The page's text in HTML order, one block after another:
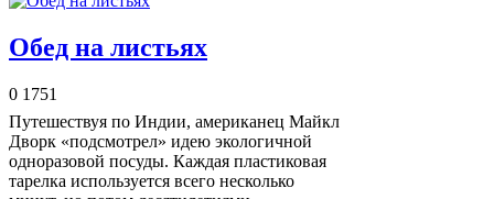
Обед на листьях
0 1751
Путешествуя по Индии, американец Майкл
Дворк «подсмотрел» идею экологичной
одноразовой посуды. Каждая пластиковая
тарелка используется всего несколько